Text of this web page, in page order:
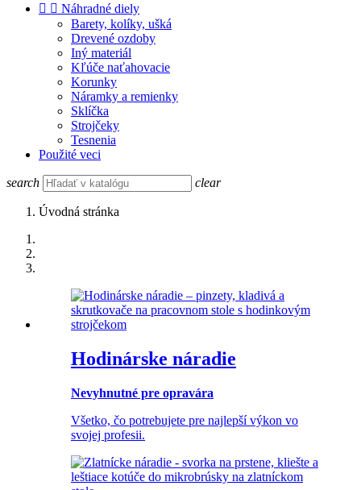
  Náhradné diely
Barety, kolíky, ušká
Drevené ozdoby
Iný materiál
Kľúče naťahovacie
Korunky
Náramky a remienky
Sklíčka
Strojčeky
Tesnenia
Použité veci
search clear
Úvodná stránka
Hodinárske náradie
Nevyhnutné pre opravára
Všetko, čo potrebujete pre najlepší výkon vo
svojej profesii.